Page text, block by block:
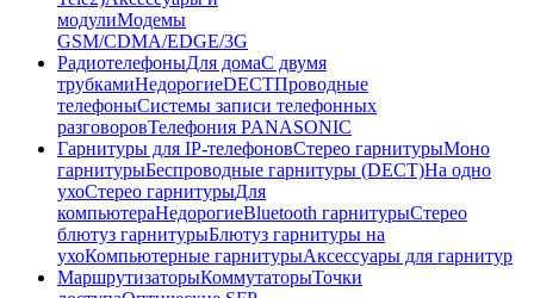
модулиМодемы
GSM/CDMA/EDGE/3G
РадиотелефоныДля домаС двумя
трубкамиНедорогиеDECTПроводные
телефоныСистемы записи телефонных
разговоровТелефония PANASONIC
Гарнитуры для IP-телефоновСтерео гарнитурыМоно
гарнитурыБеспроводные гарнитуры (DECT)На одно
ухоСтерео гарнитурыДля
компьютераНедорогиеBluetooth гарнитурыСтерео
блютуз гарнитурыБлютуз гарнитуры на
ухоКомпьютерные гарнитурыАксессуары для гарнитур
МаршрутизаторыКоммутаторыТочки